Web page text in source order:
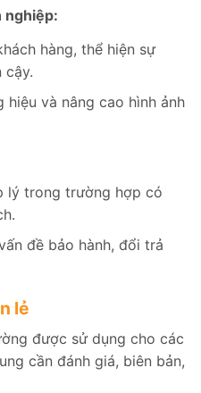
nghiệp:
hàng, thể hiện sự
cậy.
và nâng cao hình ảnh
lý trong trường hợp có
đề bảo hành, đổi trả
lẻ
được sử dụng cho các
cần đánh giá, biên bản,